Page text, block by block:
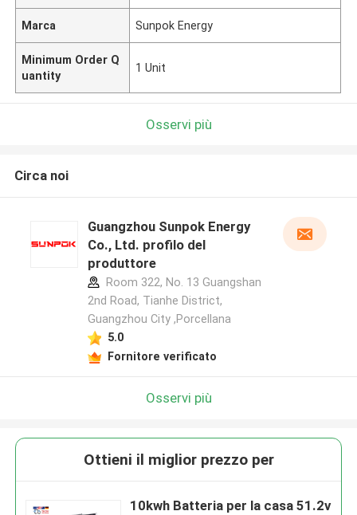
Ti richiameremo presto!
Marca Sunpok Energy
Minimum Order Q
uantity
1 Unit
Osservi più
Circa noi
Guangzhou Sunpok Energy
Co., Ltd. profilo del
produttore
Room 322, No. 13 Guangshan
2nd Road, Tianhe District,
Guangzhou City ,Porcellana
5.0
Fornitore verificato
Osservi più
Ottieni il miglior prezzo per
10kwh Batteria per la casa 51.2v